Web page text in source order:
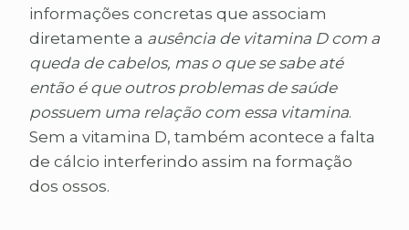
informações concretas que associam
diretamente a ausência de vitamina D com a
queda de cabelos, mas o que se sabe até
então é que outros problemas de saúde
possuem uma relação com essa vitamina.
Sem a vitamina D, também acontece a falta
de cálcio interferindo assim na formação
dos ossos.